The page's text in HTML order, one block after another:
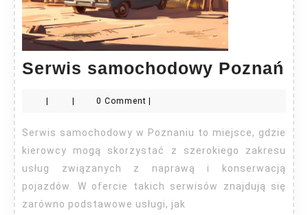
Serwis samochodowy Poznań
0 Comment
Serwis samochodowy w Poznaniu to miejsce, gdzie
kierowcy mogą skorzystać z szerokiego zakresu
usług związanych z naprawą i konserwacją
pojazdów. W ofercie takich serwisów znajdują się
zarówno podstawowe usługi, jak